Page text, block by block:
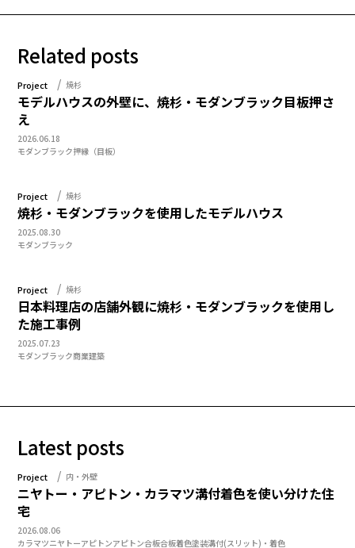
Related posts
Project 焼杉
モデルハウスの外壁に、焼杉・モダンブラック目板押さ
え
2026.06.18
モダンブラック押縁（目板）
Project 焼杉
焼杉・モダンブラックを使用したモデルハウス
2025.08.30
モダンブラック
Project 焼杉
日本料理店の店舗外観に焼杉・モダンブラックを使用し
た施工事例
2025.07.23
モダンブラック商業建築
Latest posts
Project 内・外壁
ニヤトー・アピトン・カラマツ溝付着色を使い分けた住
宅
2026.08.06
カラマツニヤトーアピトンアピトン合板合板着色塗装溝付(スリット)・着色